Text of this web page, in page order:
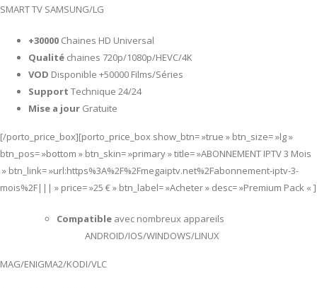
SMART TV SAMSUNG/LG
+30000 Chaines HD Universal
Qualité chaines 720p/1080p/HEVC/4K
VOD Disponible +50000 Films/Séries
Support Technique 24/24
Mise a jour Gratuite
[/porto_price_box][porto_price_box show_btn= »true » btn_size= »lg »
btn_pos= »bottom » btn_skin= »primary » title= »ABONNEMENT IPTV 3 Mois
» btn_link= »url:https%3A%2F%2Fmegaiptv.net%2Fabonnement-iptv-3-
mois%2F||| » price= »25 € » btn_label= »Acheter » desc= »Premium Pack « ]
Compatible avec nombreux appareils
ANDROID/IOS/WINDOWS/LINUX
MAG/ENIGMA2/KODI/VLC